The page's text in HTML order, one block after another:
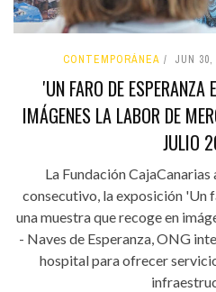
CONTEMPORÁNEA JUN 30,
'UN FARO DE ESPERANZA
IMÁGENES LA LABOR DE
JULIO
La Fundación
consecutivo, la exposición 'Un
una muestra que recoge en
- Naves de Esperanza, ONG
hospital para ofrecer